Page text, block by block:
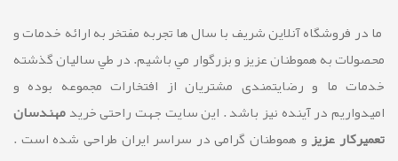
ما در فروشگاه آنلاین شريف با سال ها تجربه مفتخر به ارائه خدمات و
محصولات به هموطنان عزیز و بزرگوار مي باشيم. در طي ساليان گذشته
خدمات ما و رضايتمندی مشتريان از افتخارات مجموعه بوده و
امیدواریم در آینده نیز باشد . این سایت جهت راحتی خریدمهندسان
تعمیرکار عزیزو هموطنان گرامی در سراسر ایران طراحی شده است .